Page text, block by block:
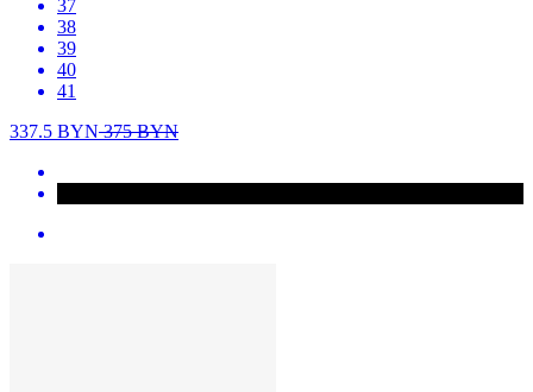
37
38
39
40
41
337.5 BYN375BYN